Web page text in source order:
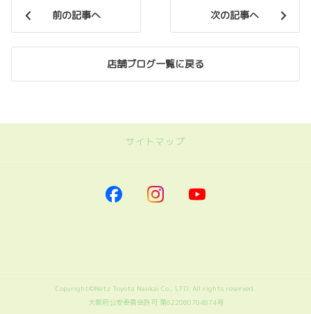
前の記事へ
店舗ブログ一覧に戻る
次の記事へ
サイトマップ
｜ネッツトヨタ南海
近距離モビリティWHILLCopyright©Netz Toyota Nankai Co., LTD. All rights reserved.
大阪府公安委員会許可 第622080704874号